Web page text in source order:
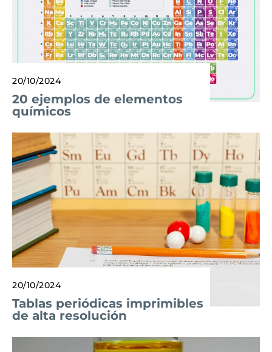
20/10/2024
20 ejemplos de elementos
químicos
20/10/2024
Tablas periódicas imprimibles
de alta resolución